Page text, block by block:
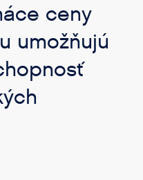
ceny
umožňujú